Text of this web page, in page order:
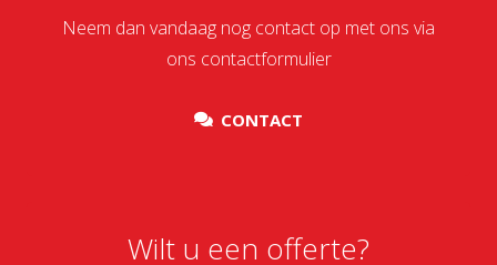
Neem dan vandaag nog contact op met ons via
ons contactformulier
CONTACT
Wilt u een offerte?